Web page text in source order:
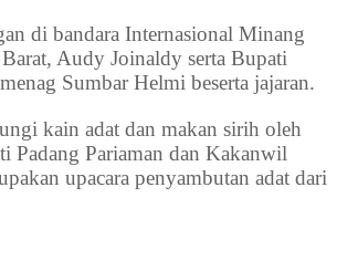
di bandara Internasional Minang
Audy Joinaldy serta Bupati
Sumbar Helmi beserta jajaran.
kain adat dan makan sirih oleh
Pariaman dan Kakanwil
upacara penyambutan adat dari